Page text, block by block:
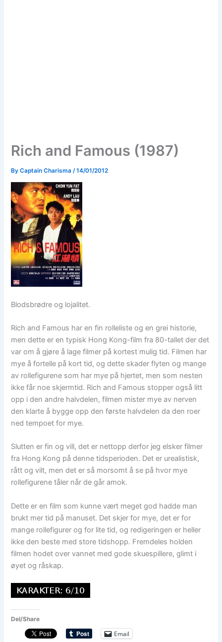
Rich and Famous (1987)
ByCaptain Charisma /14/01/2012
Blodsbrødre og lojalitet.
Rich and Famous har en fin rolleliste og en grei historie,
men dette er en typisk Hong Kong-film fra 80-tallet der det
var om å gjøre å lage filmer på kortest mulig tid. Filmen har
mye å fortelle på kort tid, og dette skader flyten og mange
av rollefigurene som har mye på hjertet, men som nesten
ikke får noe skjermtid. Rich and Famous stopper også litt
opp i den andre halvdelen, filmen mister mye av nerven
den klarte å bygge opp den første halvdelen da den roer
ned tempoet for mye.
Slutten er fin og vill, det er nettopp derfor jeg elsker filmer
fra Hong Kong på denne tidsperioden. Det er urealistisk,
rått og vilt, men det er så morsomt å se på hvor mye
rollefigurene tåler når de går amok.
Dette er en film som kunne vært meget god hadde man
brukt mer tid på manuset. Det skjer for mye, det er for
mange rollefigurer og for lite tid, og redigeringen er heller
ikke den beste med store tidshopp. Fremdeles holden
filmen hodet over vannet med gode skuespillere, glimt i
øyet og råskap.
Del/Share
Email